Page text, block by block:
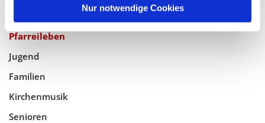
Nur notwendige Cookies
Taufe, Kommunion & Trauung
Pfarreileben
Jugend
Familien
Kirchenmusik
Senioren